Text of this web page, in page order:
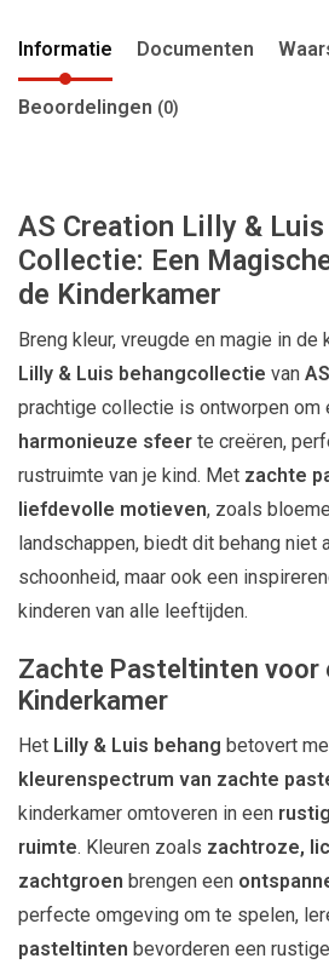
Informatie Documenten
Beoordelingen (0)
AS Creation Lilly & Luis
Collectie: Een
de Kinderkamer
Breng kleur, vreugde en magie in de
Lilly & Luis behangcollectie van
prachtige collectie is ontworpen om
harmonieuze sfeer te creëren,
rustruimte van je kind. Met zachte
liefdevolle motieven, zoals
landschappen, biedt dit behang niet
schoonheid, maar ook een
kinderen van alle leeftijden.
Zachte Pasteltinten voor
Kinderkamer
Het Lilly & Luis behang betovert
kleurenspectrum van zachte
kinderkamer omtoveren in een
ruimte. Kleuren zoals zachtroze,
zachtgroen brengen een
perfecte omgeving om te spelen,
pasteltinten bevorderen een